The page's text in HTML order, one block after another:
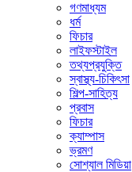
গণমাধ্যম
ধর্ম
ফিচার
লাইফস্টাইল
তথ্যপ্রযুক্তি
স্বাস্থ্য-চিকিৎসা
শিল্প-সাহিত্য
প্রবাস
ফিচার
ক্যাম্পাস
ভ্রমণ
সোশ্যাল মিডিয়া